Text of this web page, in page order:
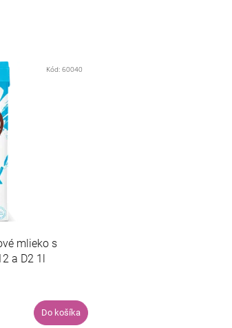
mlieko s
a D2 1l
Do košíka
Kód: 60040